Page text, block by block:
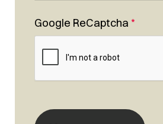
Google ReCaptcha *